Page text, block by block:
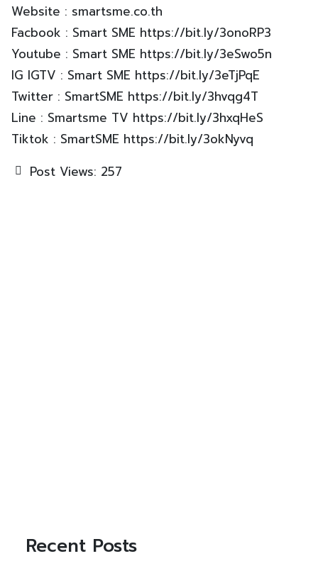
Website : smartsme.co.th
Facbook : Smart SME https://bit.ly/3onoRP3
Youtube : Smart SME https://bit.ly/3eSwo5n
IG IGTV : Smart SME https://bit.ly/3eTjPqE
Twitter : SmartSME https://bit.ly/3hvqg4T
Line : Smartsme TV https://bit.ly/3hxqHeS
Tiktok : SmartSME https://bit.ly/3okNyvq
Post Views: 257
Recent Posts